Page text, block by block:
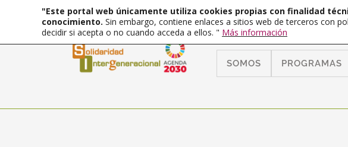
SOMOS PROGRAMAS
"Este portal web únicamente utiliza cookies propias con finalidad
conocimiento. Sin embargo, contiene enlaces a sitios web de terceros con
decidir si acepta o no cuando acceda a ellos. " Más información